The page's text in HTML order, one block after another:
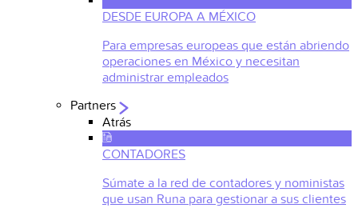
DESDE EUROPA A MÉXICO
Para empresas europeas que están abriendo
operaciones en México y necesitan
administrar empleados
Partners
Atrás
CONTADORES
Súmate a la red de contadores y noministas
que usan Runa para gestionar a sus clientes